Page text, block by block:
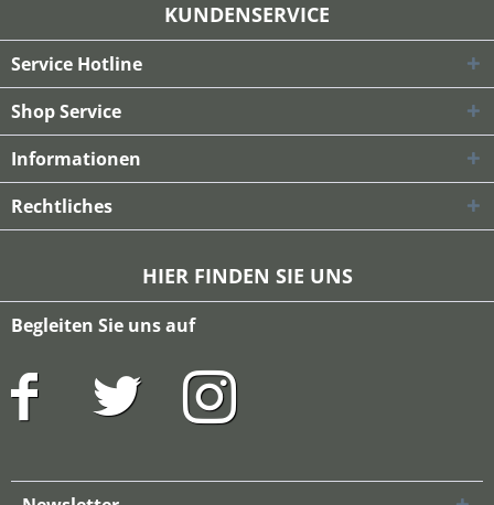
KUNDENSERVICE
Service Hotline
Shop Service
Informationen
Rechtliches
HIER FINDEN SIE UNS
Begleiten Sie uns auf